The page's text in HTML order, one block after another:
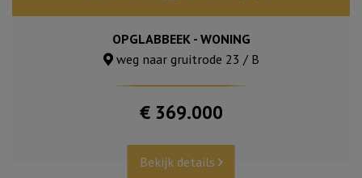
OPGLABBEEK - WONING
weg naar gruitrode 23 / B
€ 369.000
Bekijk details